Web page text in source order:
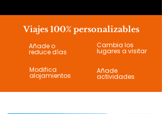
Viajes 100% personalizables
Añade o
reduce días
Cambia los
lugares a visitar
Modifica
alojamientos
Añade
actividades